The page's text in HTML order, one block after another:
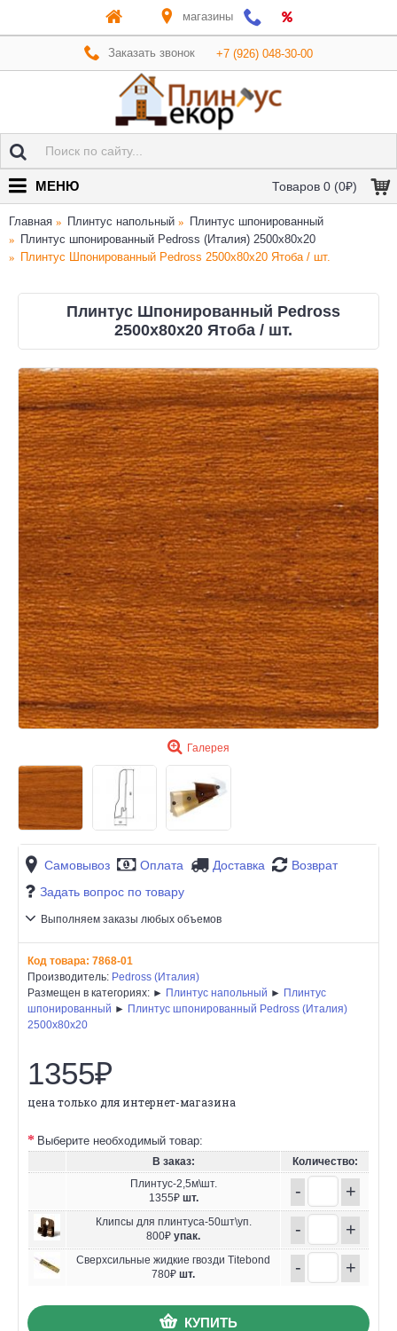
магазины
Заказать звонок +7 (926) 048-30-00
Товаров 0 (0₽)
МЕНЮ
Главная Плинтус напольный
Плинтус шпонированный
Плинтус шпонированный Pedross (Италия) 2500х80х20
Плинтус Шпонированный Pedross 2500х80х20 Ятоба / шт.
Плинтус Шпонированный Pedross
2500х80х20 Ятоба / шт.
Галерея
Самовывоз Оплата Доставка
Возврат
Задать вопрос по товару
Выполняем заказы любых объемов
Код товара: 7868-01
Производитель: Pedross (Италия)
Размещен в категориях: ► Плинтус напольный ► Плинтус
шпонированный ► Плинтус шпонированный Pedross (Италия)
2500х80х20
1355₽
цена только для интернет-магазина
Выберите необходимый товар:
В заказ:
Количество:
Плинтус-2,5м\шт.
1355₽ шт. - +
Клипсы для плинтуса-50шт\уп.
800₽ упак. - +
Сверхсильные жидкие гвозди Titebond
780₽ шт. - +
КУПИТЬ